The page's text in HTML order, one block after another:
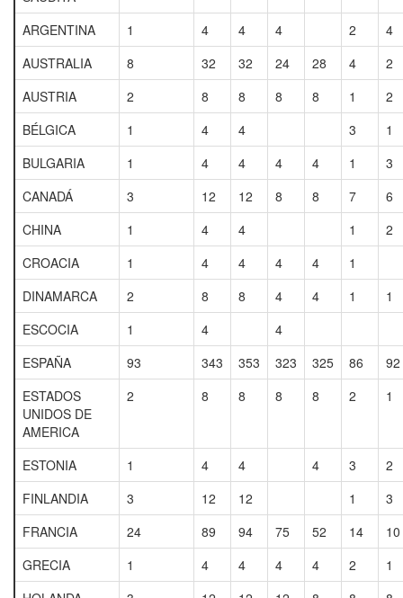
ARGENTINA 1 4 4 4 2
4
AUSTRALIA
8 32 32 24 28 4
2
AUSTRIA
2 8 8 8 8 1
2
BÉLGICA
1 4 4 3
1
BULGARIA
1 4 4 4 4 1
3
CANADÁ
3 12 12 8 8 7
6
CHINA
1 4 4 1
2
CROACIA
1 4 4 4 4
1
DINAMARCA
2 8 8 4 4 1
1
ESCOCIA
1 4
4
ESPAÑA
93 343 353 323 325 86
92
ESTADOS
UNIDOS DE
AMERICA
2 8 8 8 8 2 1
ESTONIA 1 4 4 4 3
2
FINLANDIA
3 12 12 1
3
FRANCIA
24 89 94 75 52 14
10
GRECIA
1 4 4 4 4 2
1